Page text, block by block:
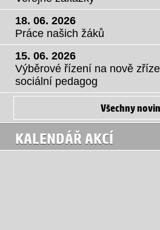
18. 06. 2026
Práce našich žáků
15. 06. 2026
Výběrové řízení na nově
sociální pedagog
Všechny
KALENDÁŘ AKCÍ